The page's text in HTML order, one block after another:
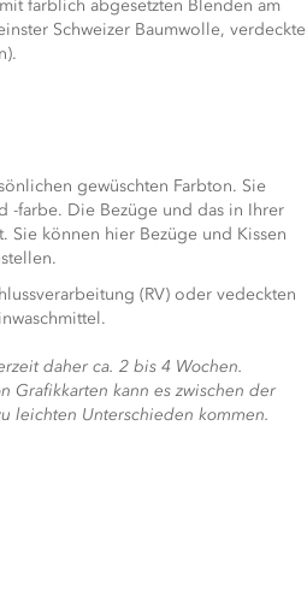
farblich abgesetzten Blenden am
Schweizer Baumwolle, verdeckte
gewüschten Farbton. Sie
-farbe. Die Bezüge und das in Ihrer
Sie können hier Bezüge und Kissen
(RV) oder vedeckten
daher ca. 2 bis 4 Wochen.
kann es zwischen der
leichten Unterschieden kommen.